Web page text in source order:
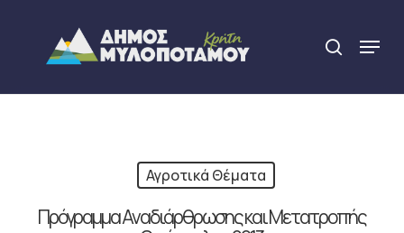
content
search
Menu
Αγροτικά Θέματα
Πρόγραμμα Αναδιάρθρωσης και Μετατροπής
Close